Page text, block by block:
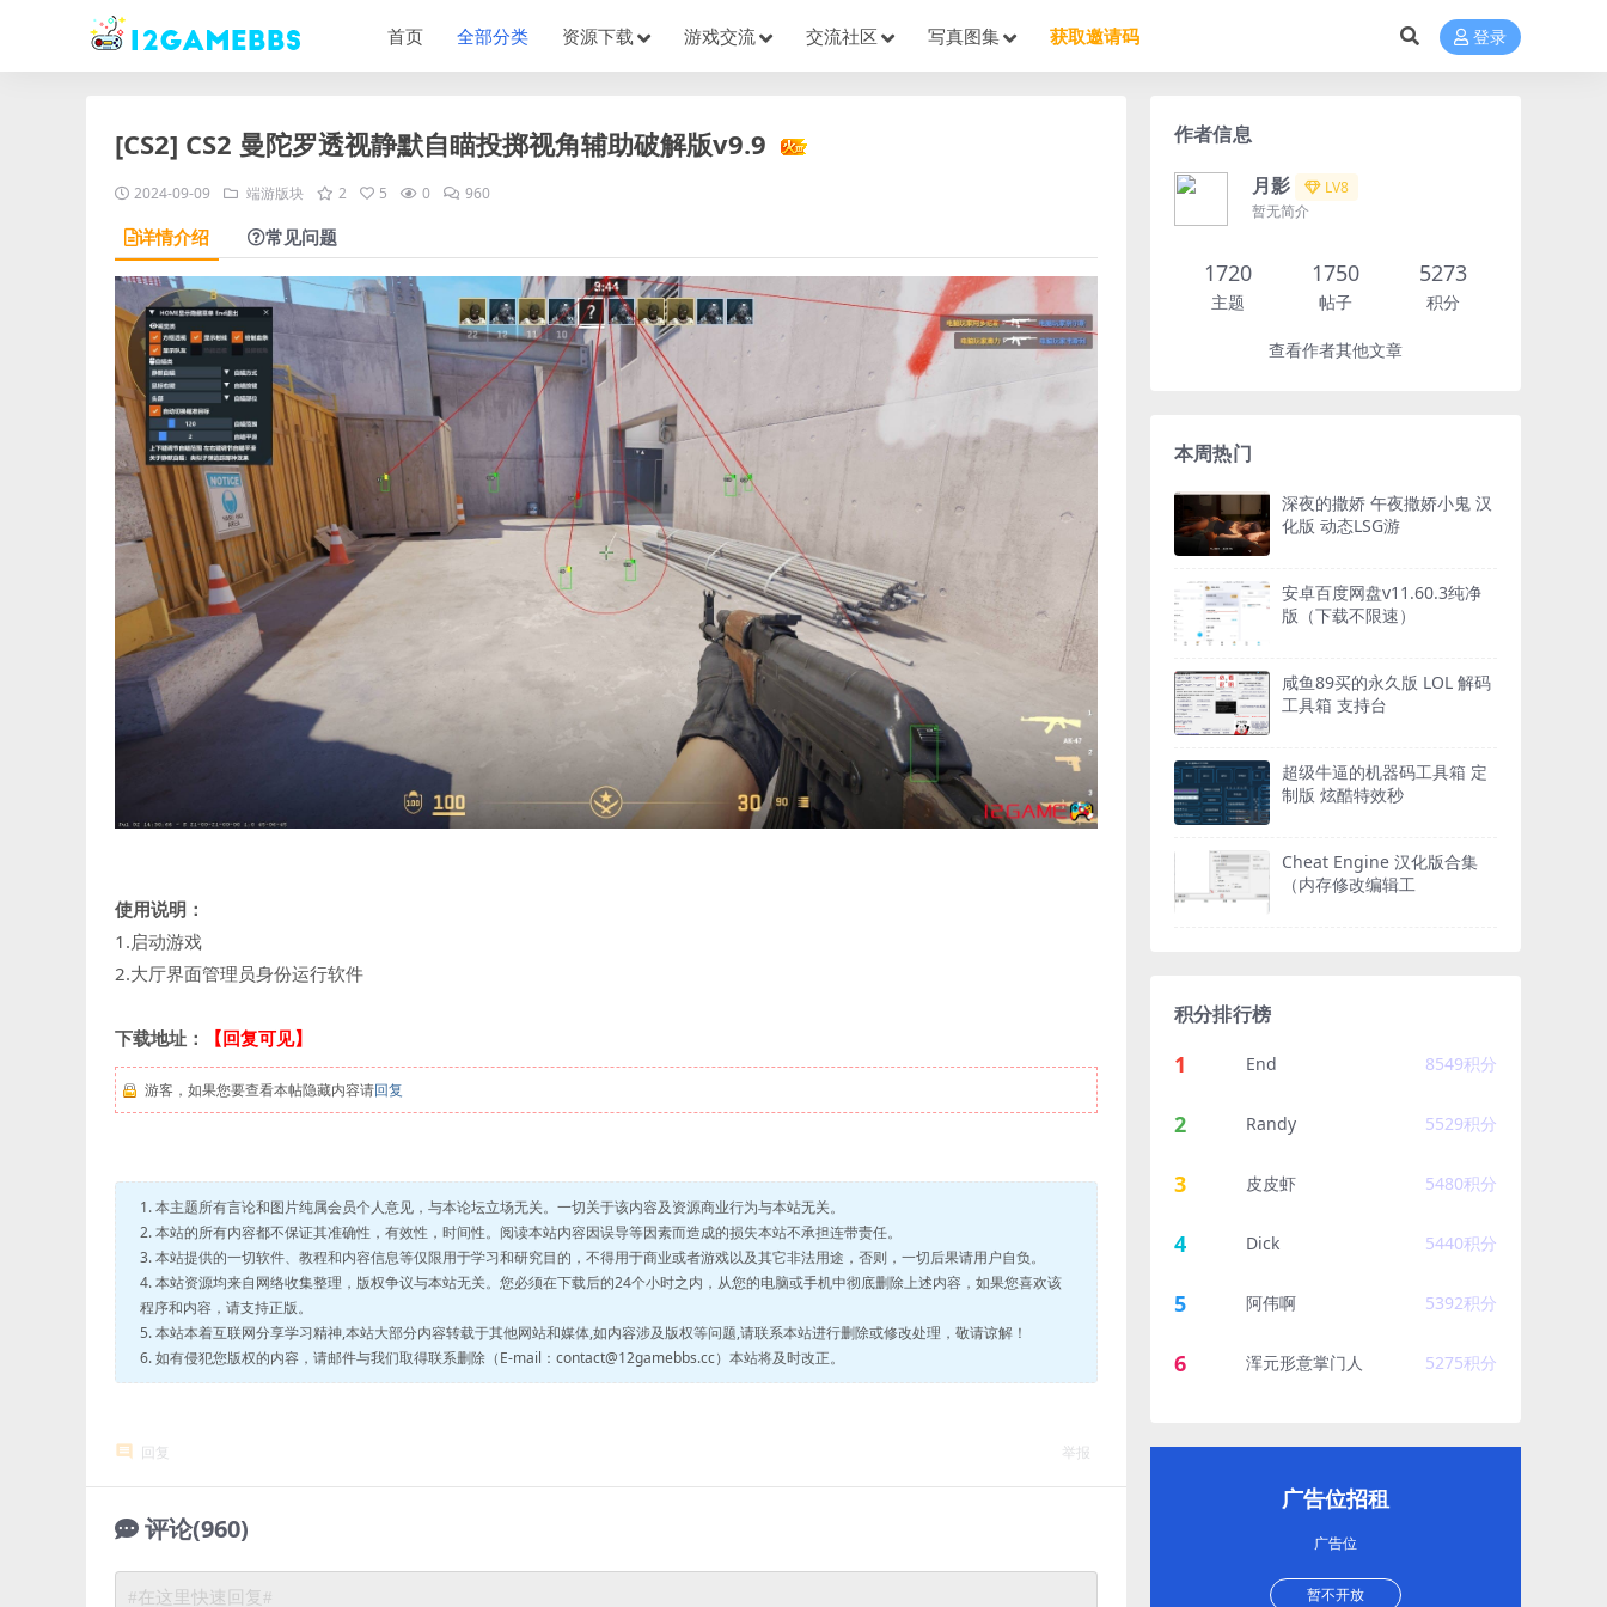
首页 全部分类 资源下载 游戏交流 交流社区 写真图集 获取邀请码 登录
[CS2] CS2 曼陀罗透视静默自瞄投掷视角辅助破解版v9.9
2024-09-09 端游版块 2 5 0 960
详情介绍 常见问题
使用说明：
1.启动游戏
2.大厅界面管理员身份运行软件
下载地址： 【回复可见】
游客，如果您要查看本帖隐藏内容请回复
1. 本主题所有言论和图片纯属会员个人意见，与本论坛立场无关。一切关于该内容及资源商业行为与本站无关。
2. 本站的所有内容都不保证其准确性，有效性，时间性。阅读本站内容因误导等因素而造成的损失本站不承担连带责任。
3. 本站提供的一切软件、教程和内容信息等仅限用于学习和研究目的，不得用于商业或者游戏以及其它非法用途，否则，一切后果请用户自负。
4. 本站资源均来自网络收集整理，版权争议与本站无关。您必须在下载后的24个小时之内，从您的电脑或手机中彻底删除上述内容，如果您喜欢该
程序和内容，请支持正版。
5. 本站本着互联网分享学习精神,本站大部分内容转载于其他网站和媒体,如内容涉及版权等问题,请联系本站进行删除或修改处理，敬请谅解！
6. 如有侵犯您版权的内容，请邮件与我们取得联系删除（E-mail：contact@12gamebbs.cc）本站将及时改正。
回复 举报
评论(960)
作者信息
月影
LV8
暂无简介
1720
主题
1750
帖子
5273
积分
查看作者其他文章
本周热门
深夜的撒娇 午夜撒娇小鬼 汉
化版 动态LSG游
安卓百度网盘v11.60.3纯净
版（下载不限速）
咸鱼89买的永久版 LOL 解码
工具箱 支持台
超级牛逼的机器码工具箱 定
制版 炫酷特效秒
Cheat Engine 汉化版合集
（内存修改编辑工
积分排行榜
1 End 8549积分
2 Randy 5529积分
3 皮皮虾 5480积分
4 Dick 5440积分
5 阿伟啊 5392积分
6 浑元形意掌门人 5275积分
广告位招租
广告位
暂不开放